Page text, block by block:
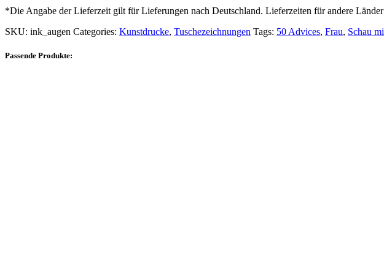
*Die Angabe der Lieferzeit gilt für Lieferungen nach Deutschland. Lieferzeiten für andere
SKU: ink_augen Categories: Kunstdrucke, Tuschezeichnungen Tags: 50 Advices, Frau, Schau
Passende Produkte: